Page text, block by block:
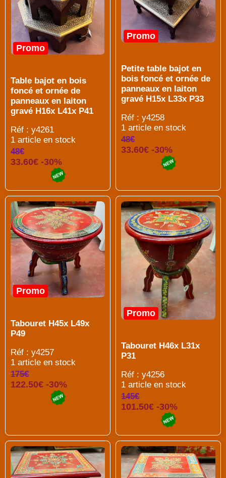
Promo
Table bajot en bois
foncé et ornée de
panneaux en laiton
gravé H16x L41x P41
Réf : y4261
1 article en stock
48€
33.60€ -30%
Promo
Petite table bajot en
bois foncé et ornée de
panneaux en laiton
gravé H15x L33x P33
Réf : y4258
1 article en stock
48€
33.60€ -30%
Promo
Tabouret H45x L49x
P49
Réf : y4257
1 article en stock
175€
122.50€ -30%
Promo
Tabouret H46x L31x
P31
Réf : y4256
1 article en stock
145€
101.50€ -30%